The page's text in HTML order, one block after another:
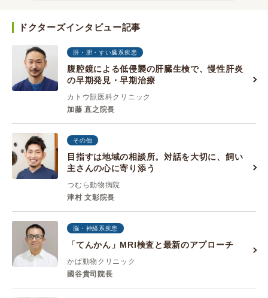
ドクターズインタビュー記事
肝・胆・すい臓系疾患
腹腔鏡による低侵襲の肝臓生検で、慢性肝炎
の早期発見・早期治療
カトウ獣医科クリニック
加藤 直之院長
その他
目指すは地域の相談所。対話を大切に、飼い
主さんの心に寄り添う
つむら動物病院
津村 文彰院長
脳・神経系疾患
「てんかん」MRI検査と最新のアプローチ
かば動物クリニック
國谷貴司院長